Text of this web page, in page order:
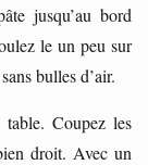
jusqu’au bord
le un peu sur
bulles d’air.
Coupez les
droit. Avec un